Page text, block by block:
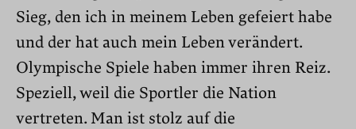
Sieg, den ich in meinem Leben gefeiert habe
und der hat auch mein Leben verändert.
Olympische Spiele haben immer ihren Reiz.
Speziell, weil die Sportler die Nation
vertreten. Man ist stolz auf die